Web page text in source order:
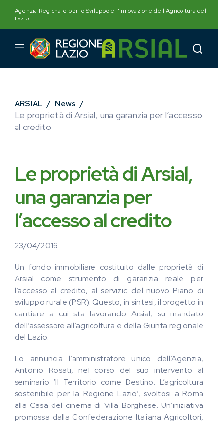
content
Agenzia Regionale per lo Sviluppo e l'Innovazione dell'Agricoltura del
Lazio
ARSIAL / News /
Le proprietà di Arsial, una garanzia per l’accesso
al credito
Le proprietà di Arsial,
una garanzia per
l’accesso al credito
23/04/2016
Un fondo immobiliare costituito dalle proprietà di
Arsial come strumento di garanzia reale per
l’accesso al credito, al servizio del nuovo Piano di
sviluppo rurale (PSR). Questo, in sintesi, il progetto in
cantiere a cui sta lavorando Arsial, su mandato
dell’assessore all’agricoltura e della Giunta regionale
del Lazio.
Lo annuncia l’amministratore unico dell’Agenzia,
Antonio Rosati, nel corso del suo intervento al
seminario ‘Il Territorio come Destino. L’agricoltura
sostenibile per la Regione Lazio’, svoltosi a Roma
alla Casa del cinema di Villa Borghese. Un’iniziativa
promossa dalla Confederazione Italiana Agricoltori,